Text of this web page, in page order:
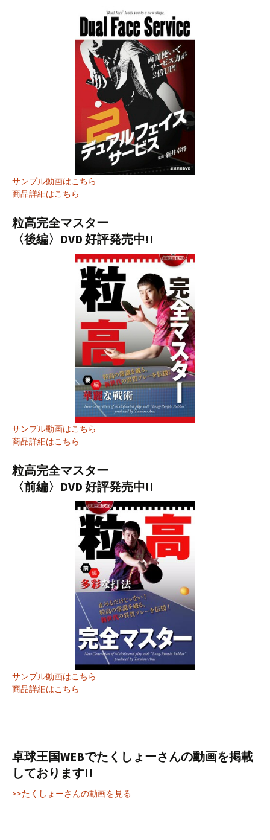
サンプル動画はこちら
商品詳細はこちら
粒高完全マスター
〈後編〉DVD 好評発売中!!
サンプル動画はこちら
商品詳細はこちら
粒高完全マスター
〈前編〉DVD 好評発売中!!
サンプル動画はこちら
商品詳細はこちら
卓球王国WEBでたくしょーさんの動画を掲載
しております!!
>>たくしょーさんの動画を見る